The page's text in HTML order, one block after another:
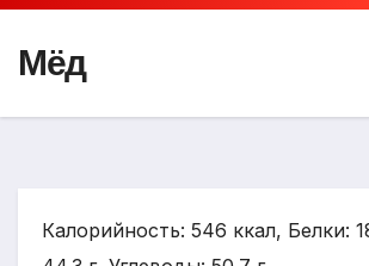
Мёд
Калорийность: 546 ккал, Белки: